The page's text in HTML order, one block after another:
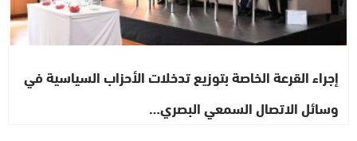
إجراء القرعة الخاصة بتوزيع تدخلات الأحزاب السياسية في
وسائل الاتصال السمعي البصري…